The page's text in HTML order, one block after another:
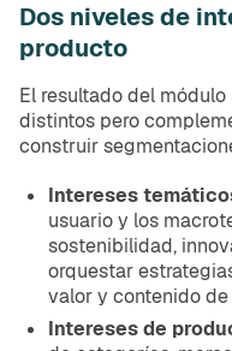
Dos niveles de
producto
El resultado del
distintos pero
construir
Intereses
usuario y los
sostenibilidad,
orquestar
valor y contenido
Intereses de